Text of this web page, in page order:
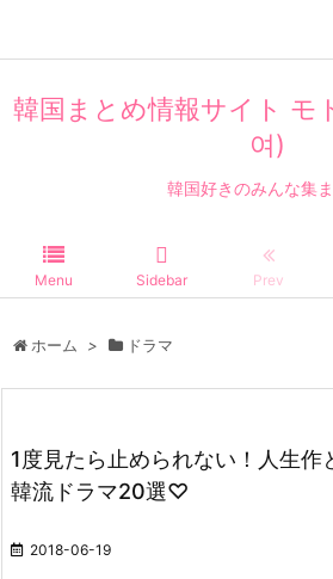
韓国まとめ情報サイト モ
여)
韓国好きのみんな集ま
Menu Sidebar Prev
ホーム > ドラマ
1度見たら止められない！人生作
韓流ドラマ20選♡
2018-06-19